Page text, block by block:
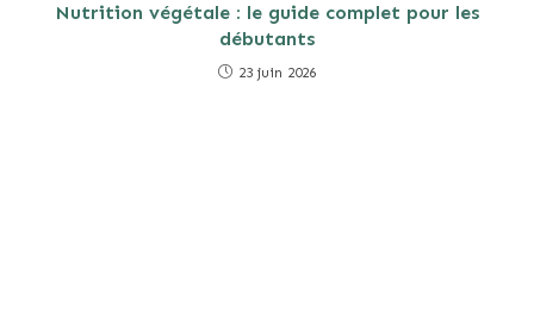
Nutrition végétale : le guide complet pour les
débutants
23 juin 2026